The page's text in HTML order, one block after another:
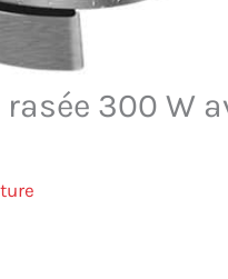
300 W